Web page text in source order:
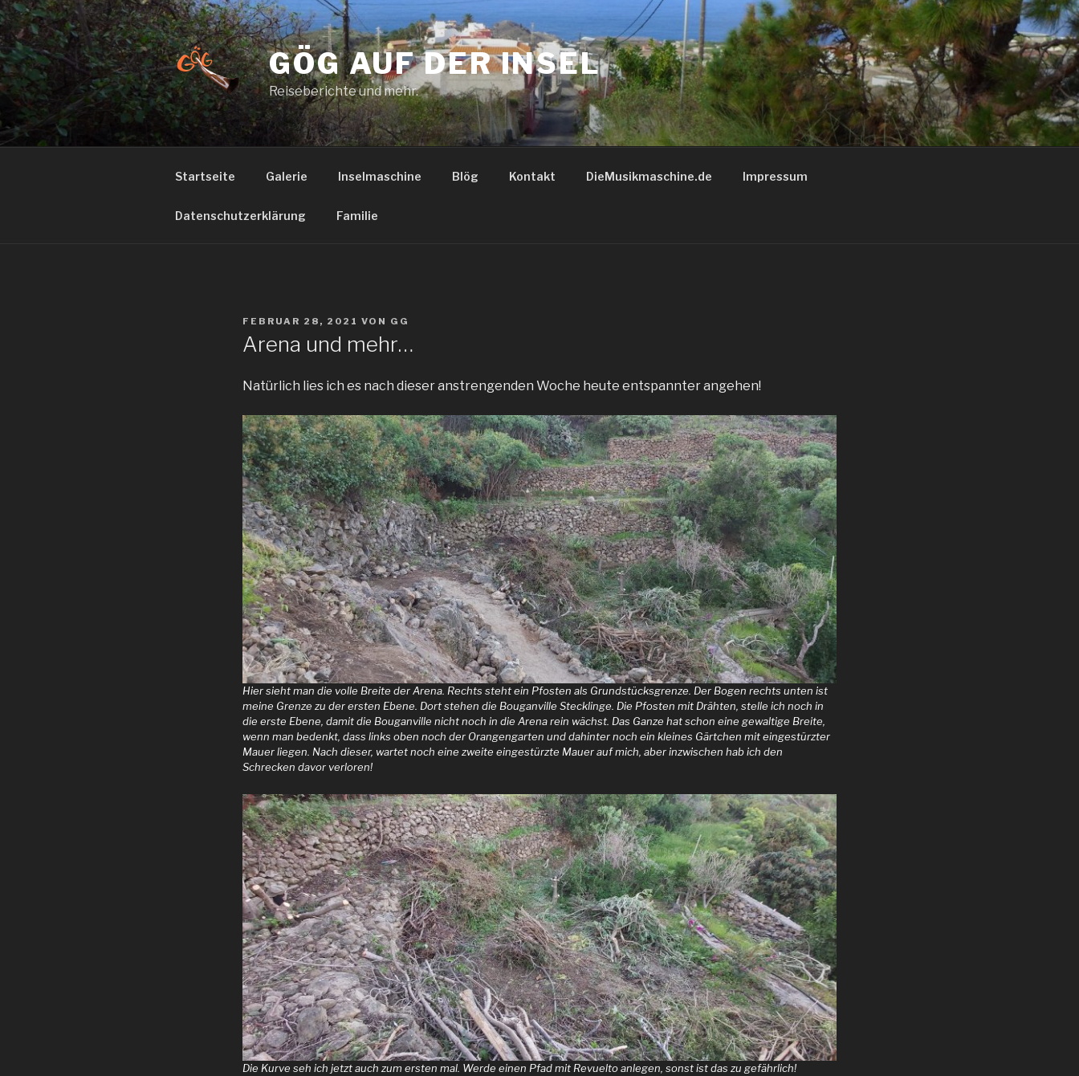
Zum
Inhalt
springen
GÖG AUF DER INSEL
Reiseberichte und mehr.
Startseite Galerie Inselmaschine Blög Kontakt DieMusikmaschine.de Impressum
Datenschutzerklärung Familie
VERÖFFENTLICHT
FEBRUAR 28, 2021 VON GG
Arena und mehr…
Natürlich lies ich es nach dieser anstrengenden Woche heute entspannter angehen!
Hier sieht man die volle Breite der Arena. Rechts steht ein Pfosten als Grundstücksgrenze. Der Bogen rechts unten ist
meine Grenze zu der ersten Ebene. Dort stehen die Bouganville Stecklinge. Die Pfosten mit Drähten, stelle ich noch in
die erste Ebene, damit die Bouganville nicht noch in die Arena rein wächst. Das Ganze hat schon eine gewaltige Breite,
wenn man bedenkt, dass links oben noch der Orangengarten und dahinter noch ein kleines Gärtchen mit eingestürzter
Mauer liegen. Nach dieser, wartet noch eine zweite eingestürzte Mauer auf mich, aber inzwischen hab ich den
Schrecken davor verloren!
Die Kurve seh ich jetzt auch zum ersten mal. Werde einen Pfad mit Revuelto anlegen, sonst ist das zu gefährlich!